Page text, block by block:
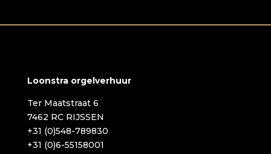
Loonstra orgelverhuur
Ter Maatstraat 6
7462 RC RIJSSEN
+31 (0)548-789830
+31 (0)6-55158001